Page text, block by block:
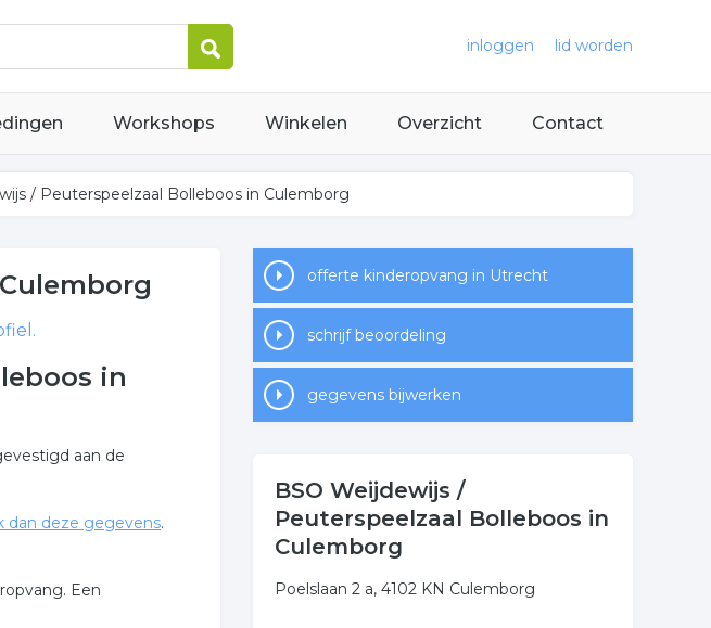
inloggen lid worden
Workshops Winkelen Overzicht Contact
/ Peuterspeelzaal Bolleboos in Culemborg
in
aan de
dan deze gegevens.
Een
offerte kinderopvang in Utrecht
schrijf beoordeling
gegevens bijwerken
BSO Weijdewijs /
Peuterspeelzaal Bolleboos in
Culemborg
Poelslaan 2 a, 4102 KN Culemborg